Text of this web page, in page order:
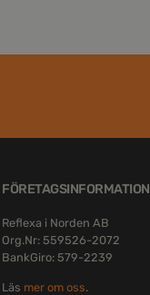
FÖRETAGSINFORMATION
Reflexa i Norden AB
Org.Nr: 559526-2072
BankGiro: 579-2239
Läs mer om oss.